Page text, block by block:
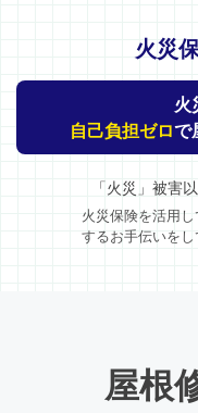
火災
火
自己負担ゼロで
「火災」被害
火災保険を活用
するお手伝いをし
屋根